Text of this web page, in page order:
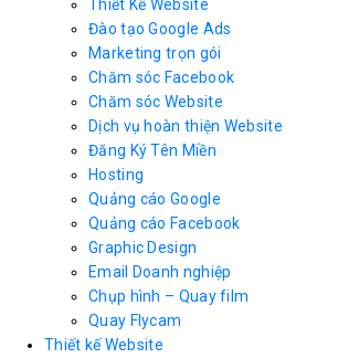
Thiết Kế Website
Đào tạo Google Ads
Marketing trọn gói
Chăm sóc Facebook
Chăm sóc Website
Dịch vụ hoàn thiện Website
Đăng Ký Tên Miền
Hosting
Quảng cáo Google
Quảng cáo Facebook
Graphic Design
Email Doanh nghiệp
Chụp hình – Quay film
Quay Flycam
Thiết kế Website